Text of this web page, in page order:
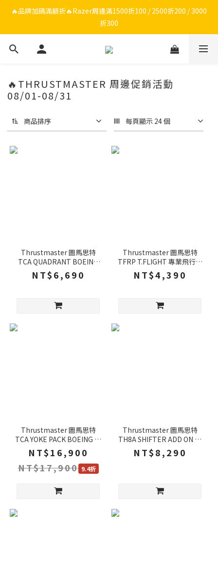
🔥品牌限定滿額折🔥ROG周邊滿1500折100 / 2500折200 / 3000折
300
🔥品牌加碼滿額折🔥Razer周邊滿1500折100 / 2500折200 / 3000
折300
ROG/Razer 全館電競椅會員登錄再現折$300
🔥品牌限定滿額折🔥ROG周邊滿1500折100 / 2500折200 / 3000折
300
🔥THRUSTMASTER 周邊促銷活動
08/01-08/31
商品排序 每頁顯示 24 個
Thrustmaster 圖馬思特
TCA QUADRANT BOEING
節流閥 4個控制桿 17個動作
按鈕 模擬飛行 PC XBOX
NT$6,690
Thrustmaster 圖馬思特
TFRP T.FLIGHT 專業飛行模
擬 方向舵踏板 雙軌滑動設計
飛行踏板 踏板 PC PS4 XBOX
NT$4,390
Thrustmaster 圖馬思特
TCA YOKE PACK BOEING 波
音 節流閥套組 飛行搖桿 飛機
搖桿 遊戲手把 PC XBOX
NT$16,900
NT$17,900 9.4折
Thrustmaster 圖馬思特
TH8A SHIFTER ADD ON 排
檔器 可調式換檔阻力 全金屬
設計 排檔桿 換檔器
NT$8,290